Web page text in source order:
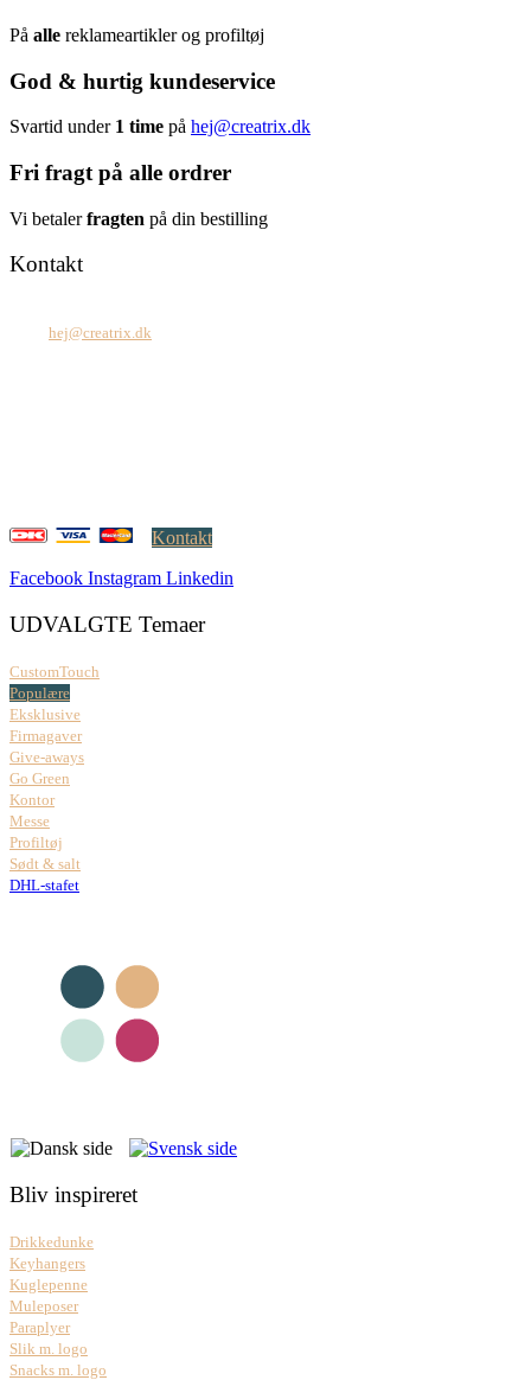
På alle reklameartikler og profiltøj
God & hurtig kundeservice
Svartid under 1 time på hej@creatrix.dk
Fri fragt på alle ordrer
Vi betalerfragten på din bestilling
Kontakt
hej@creatrix.dk
Kontakt
Facebook Instagram Linkedin
UDVALGTE Temaer
CustomTouch
Populære
Eksklusive
Firmagaver
Give-aways
Go Green
Kontor
Messe
Profiltøj
Sødt & salt
DHL-stafet
Bliv inspireret
Drikkedunke
Keyhangers
Kuglepenne
Muleposer
Paraplyer
Slik m. logo
Snacks m. logo